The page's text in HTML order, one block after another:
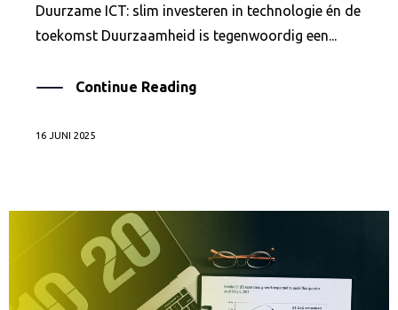
Duurzame ICT: slim investeren in technologie én de
toekomst Duurzaamheid is tegenwoordig een...
Continue Reading
16 JUNI 2025